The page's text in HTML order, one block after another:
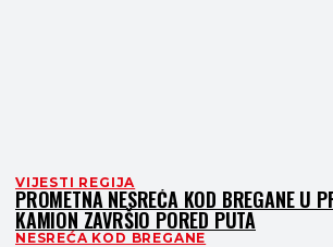
VIJESTI REGIJA
PROMETNA NESREĆA KOD BREGANE U
KAMION ZAVRŠIO PORED PUTA
NESREĆA KOD BREGANE